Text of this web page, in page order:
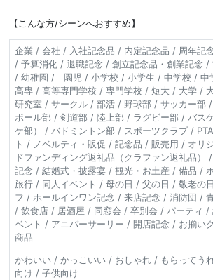
【こんな方/シーンへおすすめ】
企業 / 会社 / 入社記念品 / 内定記念品 / 周年記
/ 予算消化 / 退職記念 / 創立記念品・創業記念
/ 幼稚園 / 園児 / 小学校 / 小学生 / 中学校 / 中
高専 / 高等専門学校 / 専門学校 / 短大 / 大学 /
研究室 / サークル / 部活 / 野球部 / サッカー
ボール部 / 剣道部 / 陸上部 / ラグビー部 / バス
ケ部） / バドミントン部 / スポーツクラブ /
ト / ノベルティ・販促 / 記念品 / 販売用 / オリ
ドファンディング返礼品（クラファン返礼品）
記念 / 結婚式・披露宴 / 観光・お土産 / 備品 /
旅行 / 同人イベント / 母の日 / 父の日 / 敬老の
フ / ホールインワン記念 / 来店記念 / 消防団 /
/ 飲食店 / 居酒屋 / 同窓会 / 卒別会 / パーティ /
ベント / アニバーサーリー / 開店記念 / お揃い
商品
かわいい / かっこいい / おしゃれ / もらってう
向け / 子供向け